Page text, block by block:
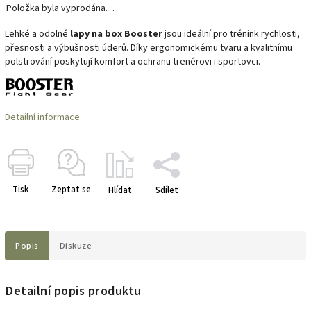
Položka byla vyprodána…
Lehké a odolné lapy na box Boosterjsou ideální pro trénink rychlosti,
přesnosti a výbušnosti úderů. Díky ergonomickému tvaru a kvalitnímu
polstrování poskytují komfort a ochranu trenérovi i sportovci.
Detailní informace
Tisk Zeptat se Hlídat Sdílet
Popis Diskuze
Detailní popis produktu